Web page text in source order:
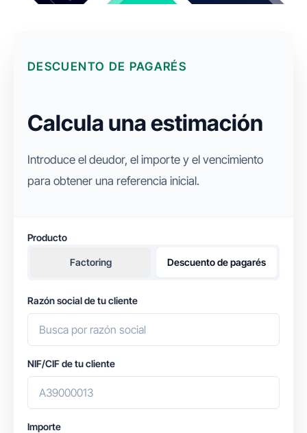
DESCUENTO DE PAGARÉS
Calcula una estimación
Introduce el deudor, el importe y el vencimiento
para obtener una referencia inicial.
Producto
Factoring Descuento de pagarés
Razón social de tu cliente
NIF/CIF de tu cliente
Importe